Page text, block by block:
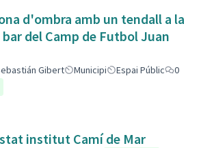
d'ombra amb un tendall a la
del Camp de Futbol Juan
Gibert Municipi Espai Públic
0
institut Camí de Mar